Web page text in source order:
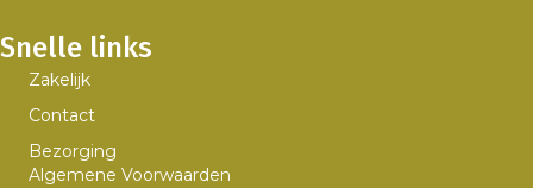
Snelle links
Zakelijk
Contact
Bezorging
Algemene Voorwaarden